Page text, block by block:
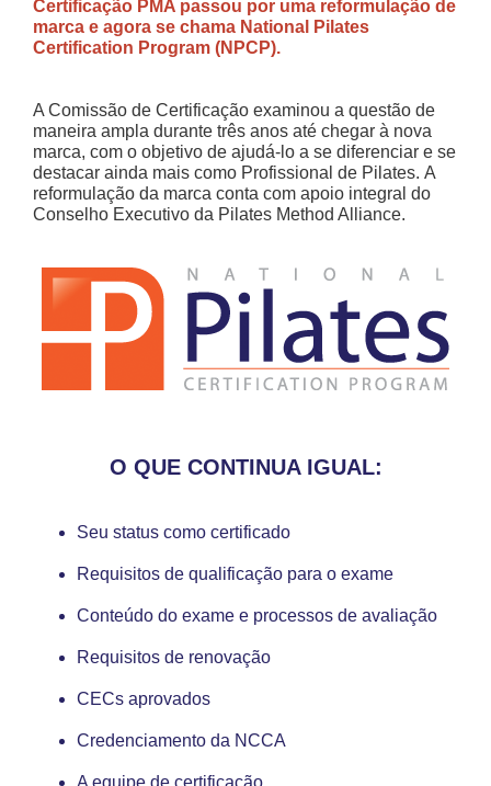
Certificação PMA passou por uma reformulação de
marca e agora se chama National Pilates
Certification Program (NPCP).
A Comissão de Certificação examinou a questão de
maneira ampla durante três anos até chegar à nova
marca, com o objetivo de ajudá-lo a se diferenciar e se
destacar ainda mais como Profissional de Pilates. A
reformulação da marca conta com apoio integral do
Conselho Executivo da Pilates Method Alliance.
O QUE CONTINUA IGUAL:
Seu status como certificado
Requisitos de qualificação para o exame
Conteúdo do exame e processos de avaliação
Requisitos de renovação
CECs aprovados
Credenciamento da NCCA
A equipe de certificação